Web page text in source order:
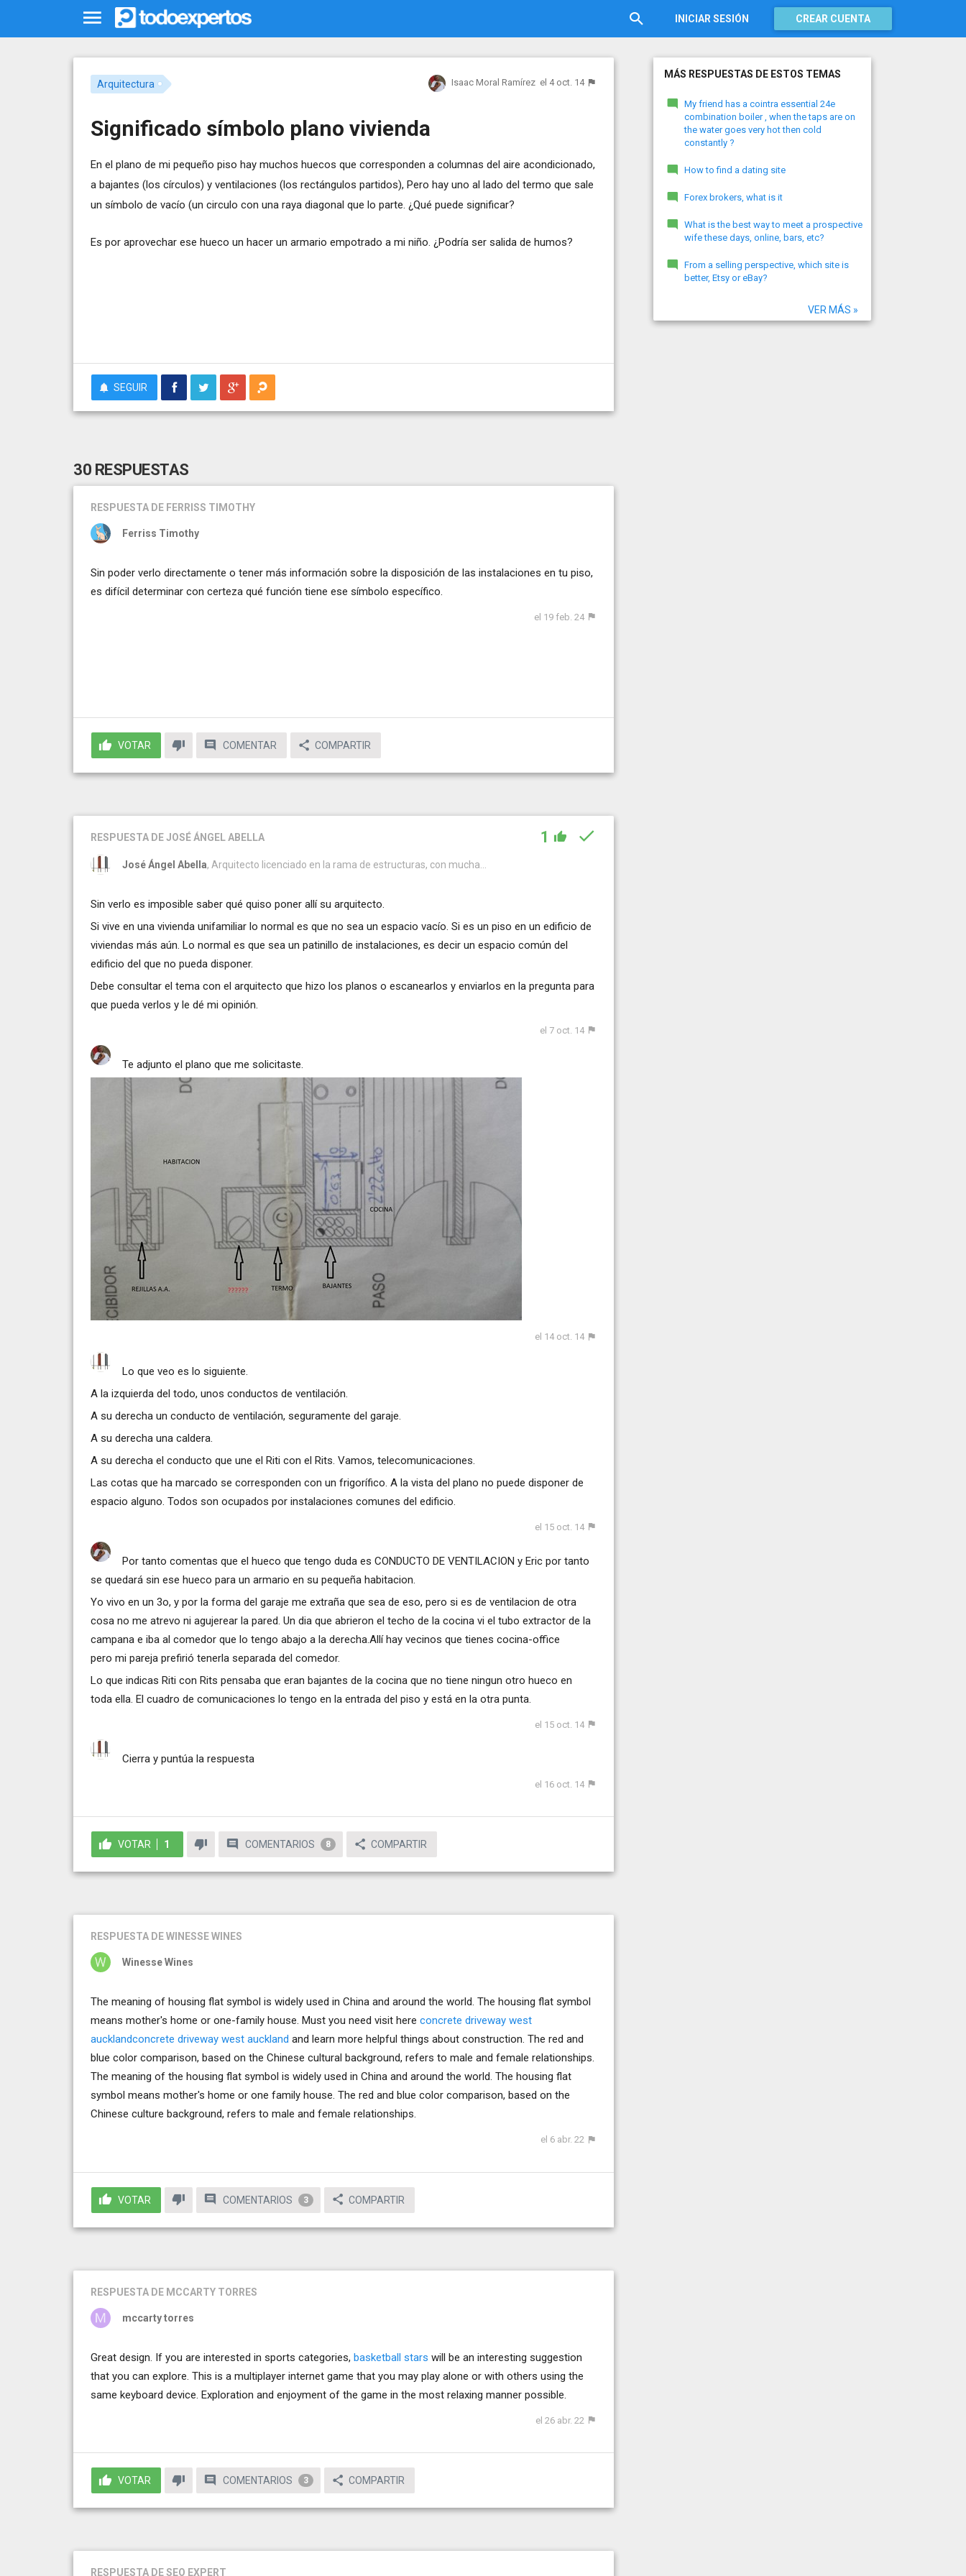
INICIAR SESIÓN CREAR CUENTA
Arquitectura Isaac Moral Ramírez el 4 oct. 14
Significado símbolo plano vivienda
En el plano de mi pequeño piso hay muchos huecos que corresponden a columnas del aire acondicionado,
a bajantes (los círculos) y ventilaciones (los rectángulos partidos), Pero hay uno al lado del termo que sale
un símbolo de vacío (un circulo con una raya diagonal que lo parte. ¿Qué puede significar?
Es por aprovechar ese hueco un hacer un armario empotrado a mi niño. ¿Podría ser salida de humos?
SEGUIR
30 RESPUESTAS
RESPUESTA DE FERRISS TIMOTHY
Ferriss Timothy
Sin poder verlo directamente o tener más información sobre la disposición de las instalaciones en tu piso,
es difícil determinar con certeza qué función tiene ese símbolo específico.
el 19 feb. 24
VOTAR COMENTAR COMPARTIR
RESPUESTA DE JOSÉ ÁNGEL ABELLA 1
José Ángel Abella, Arquitecto licenciado en la rama de estructuras, con mucha...
Sin verlo es imposible saber qué quiso poner allí su arquitecto.
Si vive en una vivienda unifamiliar lo normal es que no sea un espacio vacío. Si es un piso en un edificio de
viviendas más aún. Lo normal es que sea un patinillo de instalaciones, es decir un espacio común del
edificio del que no pueda disponer.
Debe consultar el tema con el arquitecto que hizo los planos o escanearlos y enviarlos en la pregunta para
que pueda verlos y le dé mi opinión.
el 7 oct. 14
Te adjunto el plano que me solicitaste.
el 14 oct. 14
Lo que veo es lo siguiente.
A la izquierda del todo, unos conductos de ventilación.
A su derecha un conducto de ventilación, seguramente del garaje.
A su derecha una caldera.
A su derecha el conducto que une el Riti con el Rits. Vamos, telecomunicaciones.
Las cotas que ha marcado se corresponden con un frigorífico. A la vista del plano no puede disponer de
espacio alguno. Todos son ocupados por instalaciones comunes del edificio.
el 15 oct. 14
Por tanto comentas que el hueco que tengo duda es CONDUCTO DE VENTILACION y Eric por tanto
se quedará sin ese hueco para un armario en su pequeña habitacion.
Yo vivo en un 3o, y por la forma del garaje me extraña que sea de eso, pero si es de ventilacion de otra
cosa no me atrevo ni agujerear la pared. Un dia que abrieron el techo de la cocina vi el tubo extractor de la
campana e iba al comedor que lo tengo abajo a la derecha.Allí hay vecinos que tienes cocina-office
pero mi pareja prefirió tenerla separada del comedor.
Lo que indicas Riti con Rits pensaba que eran bajantes de la cocina que no tiene ningun otro hueco en
toda ella. El cuadro de comunicaciones lo tengo en la entrada del piso y está en la otra punta.
el 15 oct. 14
Cierra y puntúa la respuesta
el 16 oct. 14
VOTAR 1 COMENTARIOS 8 COMPARTIR
RESPUESTA DE WINESSE WINES
Winesse Wines
The meaning of housing flat symbol is widely used in China and around the world. The housing flat symbol
means mother's home or one-family house. Must you need visit here concrete driveway west
aucklandconcrete driveway west auckland and learn more helpful things about construction. The red and
blue color comparison, based on the Chinese cultural background, refers to male and female relationships.
The meaning of the housing flat symbol is widely used in China and around the world. The housing flat
symbol means mother's home or one family house. The red and blue color comparison, based on the
Chinese culture background, refers to male and female relationships.
el 6 abr. 22
VOTAR COMENTARIOS 3 COMPARTIR
RESPUESTA DE MCCARTY TORRES
mccarty torres
Great design. If you are interested in sports categories, basketball stars will be an interesting suggestion
that you can explore. This is a multiplayer internet game that you may play alone or with others using the
same keyboard device. Exploration and enjoyment of the game in the most relaxing manner possible.
el 26 abr. 22
VOTAR COMENTARIOS 3 COMPARTIR
RESPUESTA DE SEO EXPERT
MÁS RESPUESTAS DE ESTOS TEMAS
My friend has a cointra essential 24e
combination boiler , when the taps are on
the water goes very hot then cold
constantly ?
How to find a dating site
Forex brokers, what is it
What is the best way to meet a prospective
wife these days, online, bars, etc?
From a selling perspective, which site is
better, Etsy or eBay?
VER MÁS »